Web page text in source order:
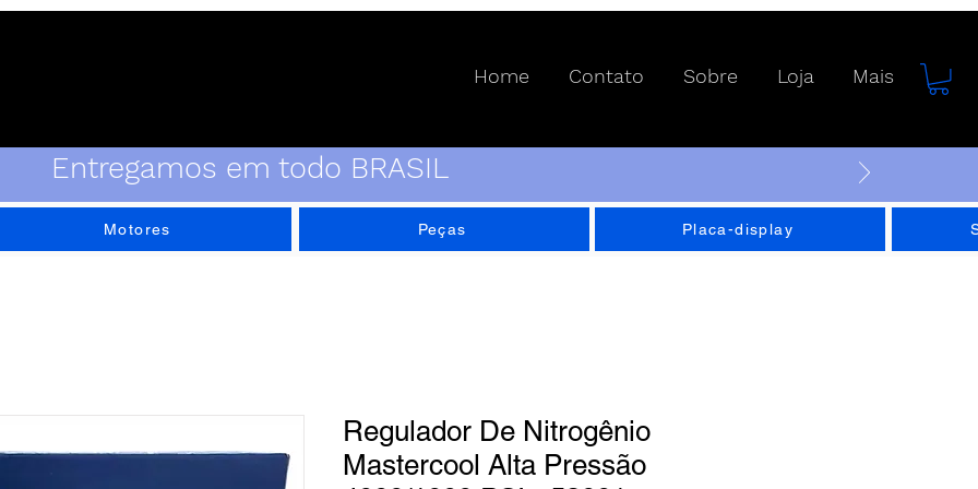
Home Contato Sobre Loja Mais
Entregamos em todo BRASIL
Motores Peças Placa-display
Regulador De Nitrogênio
Mastercool Alta Pressão